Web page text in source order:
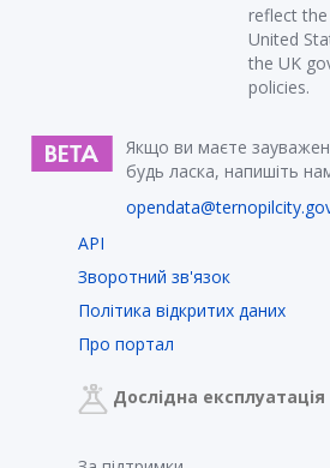
reflect
United
the UK
policies.
Якщо ви маєте
будь ласка, напишіть
API
Зворотний зв'язок
Політика відкритих даних
Про портал
Дослідна експлуатація